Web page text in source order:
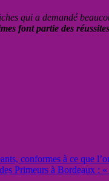
qui a demandé
font partie des
conformes à ce que
Primeurs à Bordeaux :